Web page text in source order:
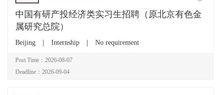
中国有研产投经济类实习生招聘（原北京有色金
属研究总院）
Beijing Internship No requirement
Post Time：2026-08-07
Deadline：2026-09-04